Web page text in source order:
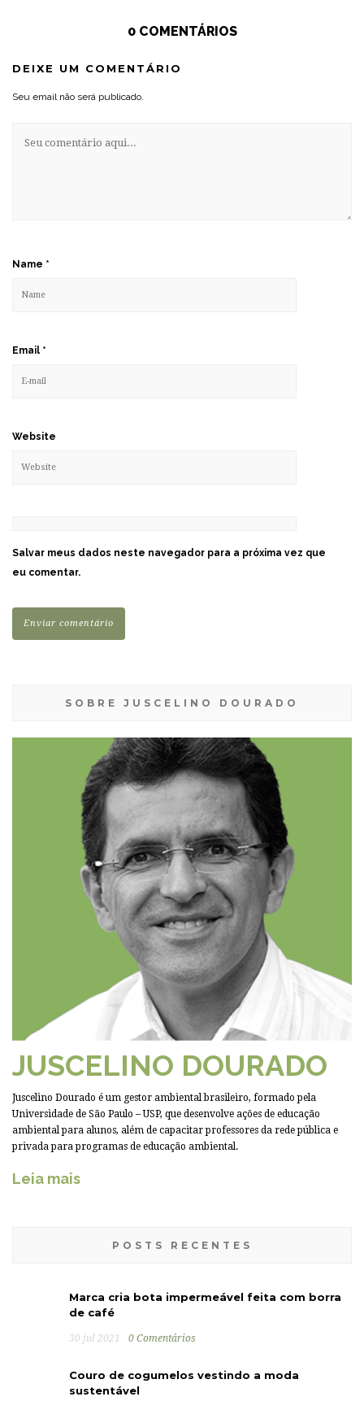
0 COMENTÁRIOS
DEIXE UM COMENTÁRIO
Seu email não será publicado.
Name *
Email *
Website
Salvar meus dados neste navegador para a próxima vez que
eu comentar.
SOBRE JUSCELINO DOURADO
JUSCELINO DOURADO
Juscelino Dourado é um gestor ambiental brasileiro, formado pela
Universidade de São Paulo – USP, que desenvolve ações de educação
ambiental para alunos, além de capacitar professores da rede pública e
privada para programas de educação ambiental.
Leia mais
POSTS RECENTES
Marca cria bota impermeável feita com borra
de café
30 jul 2021 0 Comentários
Couro de cogumelos vestindo a moda
sustentável